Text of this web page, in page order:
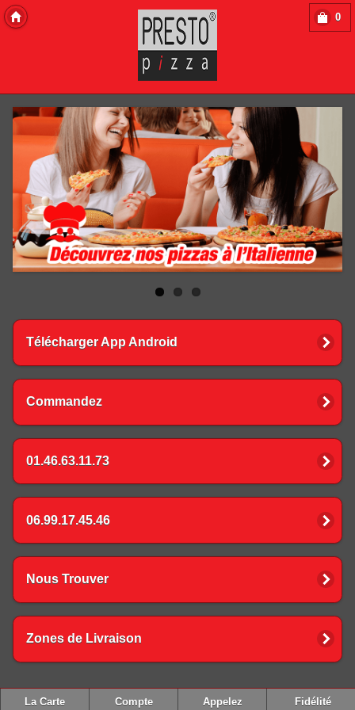
0
Télécharger App Android
Commandez
01.46.63.11.73
06.99.17.45.46
Nous Trouver
Zones de Livraison
La Carte Compte Appelez Fidélité
Copyright 2013 Des-Click Com